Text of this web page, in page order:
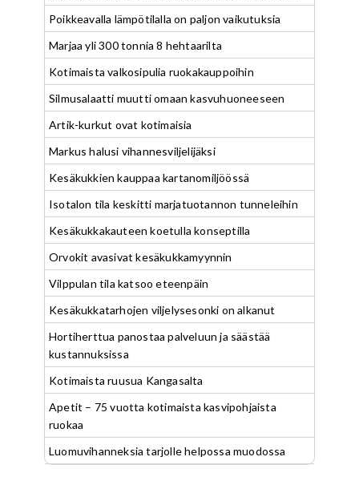
Poikkeavalla lämpötilalla on paljon vaikutuksia
Marjaa yli 300 tonnia 8 hehtaarilta
Kotimaista valkosipulia ruokakauppoihin
Silmusalaatti muutti omaan kasvuhuoneeseen
Artik-kurkut ovat kotimaisia
Markus halusi vihannesviljelijäksi
Kesäkukkien kauppaa kartanomiljöössä
Isotalon tila keskitti marjatuotannon tunneleihin
Kesäkukkakauteen koetulla konseptilla
Orvokit avasivat kesäkukkamyynnin
Vilppulan tila katsoo eteenpäin
Kesäkukkatarhojen viljelysesonki on alkanut
Hortiherttua panostaa palveluun ja säästää
kustannuksissa
Kotimaista ruusua Kangasalta
Apetit – 75 vuotta kotimaista kasvipohjaista
ruokaa
Luomuvihanneksia tarjolle helpossa muodossa